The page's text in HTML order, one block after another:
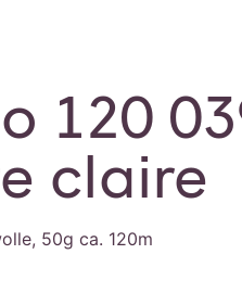
120
claire
50g ca. 120m